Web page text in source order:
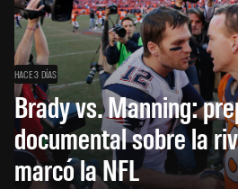
HACE 3 DÍAS
Brady vs. Manning:
documental sobre la
marcó la NFL